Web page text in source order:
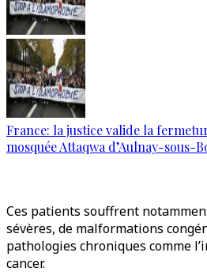
France: la justice valide la
mosquée Attaqwa d’Aulnay-sous-
Ces patients souffrent
sévères, de malformations
pathologies chroniques comme
cancer.